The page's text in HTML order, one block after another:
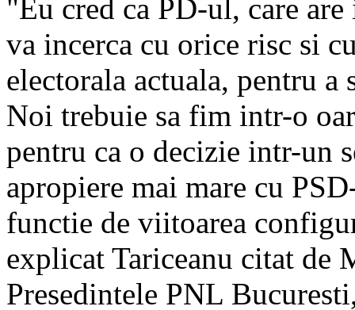
"Eu cred ca PD-ul, care
va incerca cu orice risc si
electorala actuala, pentru
Noi trebuie sa fim intr-o
pentru ca o decizie intr-un
apropiere mai mare cu
functie de viitoarea
explicat Tariceanu citat de
Presedintele PNL